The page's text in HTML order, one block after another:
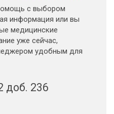
с выбором
информация или вы
медицинские
уже сейчас,
удобным для
доб. 236